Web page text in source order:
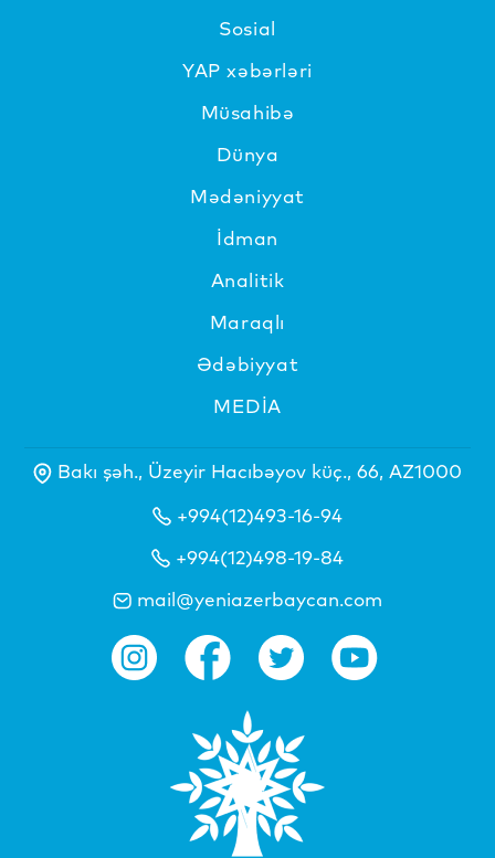
Sosial
YAP xəbərləri
Müsahibə
Dünya
Mədəniyyat
İdman
Analitik
Maraqlı
Ədəbiyyat
MEDİA
Bakı şəh., Üzeyir Hacıbəyov küç., 66, AZ1000
+994(12)493-16-94
+994(12)498-19-84
mail@yeniazerbaycan.com